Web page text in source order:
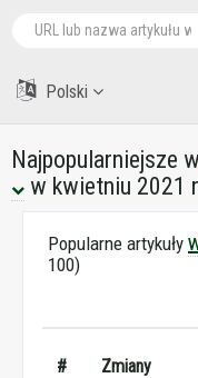
Polski
Najpopularniejsze w
w kwietniu 2021
Popularne artykuły
100)
# Zmiany